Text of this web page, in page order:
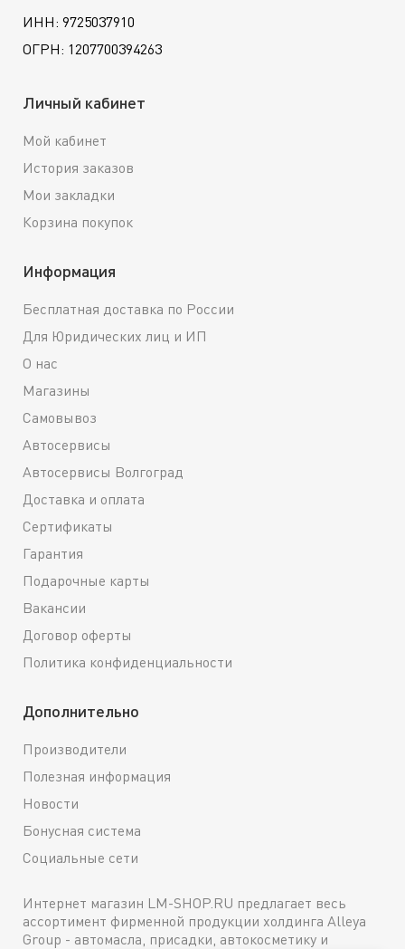
ИНН: 9725037910
ОГРН: 1207700394263
Личный кабинет
Мой кабинет
История заказов
Мои закладки
Корзина покупок
Информация
Бесплатная доставка по России
Для Юридических лиц и ИП
О нас
Магазины
Самовывоз
Автосервисы
Автосервисы Волгоград
Доставка и оплата
Сертификаты
Гарантия
Подарочные карты
Вакансии
Договор оферты
Политика конфиденциальности
Дополнительно
Производители
Полезная информация
Новости
Бонусная система
Социальные сети
Интернет магазин LM-SHOP.RU предлагает весь
ассортимент фирменной продукции холдинга Alleya
Group - автомасла, присадки, автокосметику и